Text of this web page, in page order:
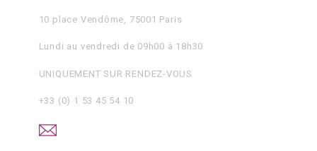
10 place Vendôme, 75001 Paris
Lundi au vendredi de 09h00 à 18h30
UNIQUEMENT SUR RENDEZ-VOUS
+33 (0) 1 53 45 54 10